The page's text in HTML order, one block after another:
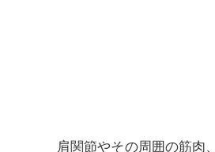
肩関節やその周囲の筋肉